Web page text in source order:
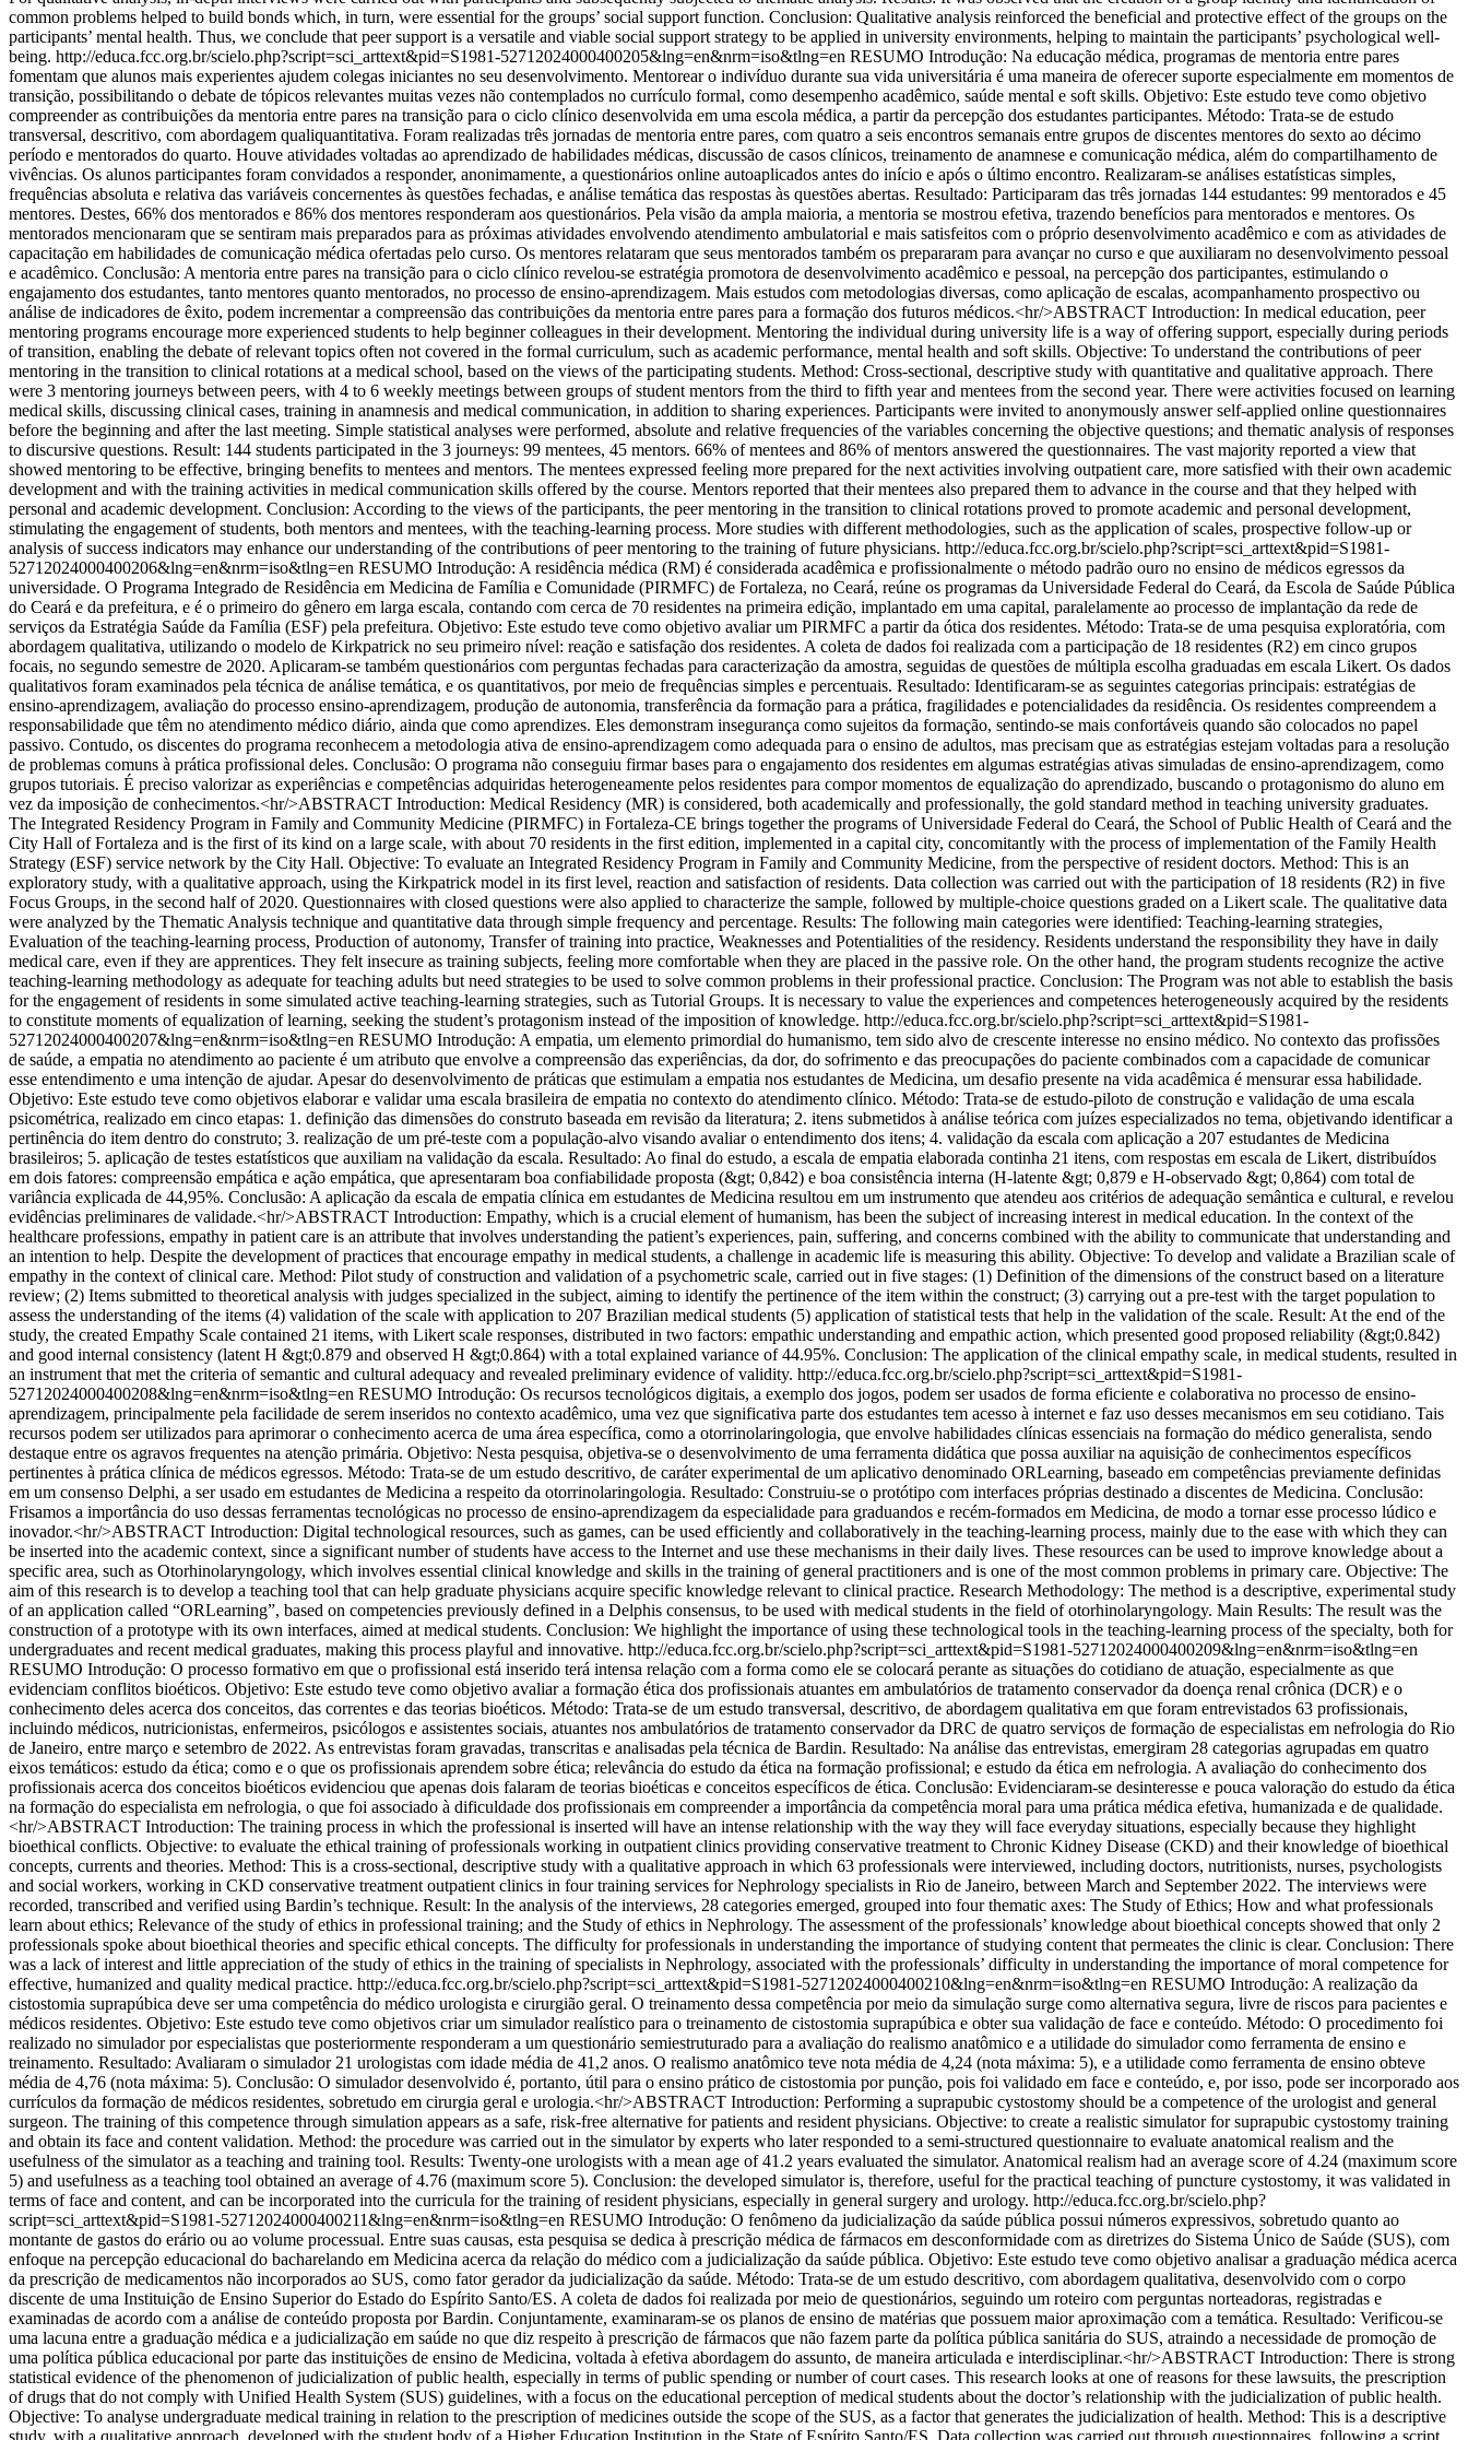
common problems helped to build bonds which, in turn, were essential for the groups’ social support function. Conclusion: Qualitative analysis reinforced the beneficial and protective effect of the groups on the
participants’ mental health. Thus, we conclude that peer support is a versatile and viable social support strategy to be applied in university environments, helping to maintain the participants’ psychological well-
being. http://educa.fcc.org.br/scielo.php?script=sci_arttext&pid=S1981-52712024000400205&lng=en&nrm=iso&tlng=en RESUMO Introdução: Na educação médica, programas de mentoria entre pares
fomentam que alunos mais experientes ajudem colegas iniciantes no seu desenvolvimento. Mentorear o indivíduo durante sua vida universitária é uma maneira de oferecer suporte especialmente em momentos de
transição, possibilitando o debate de tópicos relevantes muitas vezes não contemplados no currículo formal, como desempenho acadêmico, saúde mental e soft skills. Objetivo: Este estudo teve como objetivo
compreender as contribuições da mentoria entre pares na transição para o ciclo clínico desenvolvida em uma escola médica, a partir da percepção dos estudantes participantes. Método: Trata-se de estudo
transversal, descritivo, com abordagem qualiquantitativa. Foram realizadas três jornadas de mentoria entre pares, com quatro a seis encontros semanais entre grupos de discentes mentores do sexto ao décimo
período e mentorados do quarto. Houve atividades voltadas ao aprendizado de habilidades médicas, discussão de casos clínicos, treinamento de anamnese e comunicação médica, além do compartilhamento de
vivências. Os alunos participantes foram convidados a responder, anonimamente, a questionários online autoaplicados antes do início e após o último encontro. Realizaram-se análises estatísticas simples,
frequências absoluta e relativa das variáveis concernentes às questões fechadas, e análise temática das respostas às questões abertas. Resultado: Participaram das três jornadas 144 estudantes: 99 mentorados e 45
mentores. Destes, 66% dos mentorados e 86% dos mentores responderam aos questionários. Pela visão da ampla maioria, a mentoria se mostrou efetiva, trazendo benefícios para mentorados e mentores. Os
mentorados mencionaram que se sentiram mais preparados para as próximas atividades envolvendo atendimento ambulatorial e mais satisfeitos com o próprio desenvolvimento acadêmico e com as atividades de
capacitação em habilidades de comunicação médica ofertadas pelo curso. Os mentores relataram que seus mentorados também os prepararam para avançar no curso e que auxiliaram no desenvolvimento pessoal
e acadêmico. Conclusão: A mentoria entre pares na transição para o ciclo clínico revelou-se estratégia promotora de desenvolvimento acadêmico e pessoal, na percepção dos participantes, estimulando o
engajamento dos estudantes, tanto mentores quanto mentorados, no processo de ensino-aprendizagem. Mais estudos com metodologias diversas, como aplicação de escalas, acompanhamento prospectivo ou
análise de indicadores de êxito, podem incrementar a compreensão das contribuições da mentoria entre pares para a formação dos futuros médicos.<hr/>ABSTRACT Introduction: In medical education, peer
mentoring programs encourage more experienced students to help beginner colleagues in their development. Mentoring the individual during university life is a way of offering support, especially during periods
of transition, enabling the debate of relevant topics often not covered in the formal curriculum, such as academic performance, mental health and soft skills. Objective: To understand the contributions of peer
mentoring in the transition to clinical rotations at a medical school, based on the views of the participating students. Method: Cross-sectional, descriptive study with quantitative and qualitative approach. There
were 3 mentoring journeys between peers, with 4 to 6 weekly meetings between groups of student mentors from the third to fifth year and mentees from the second year. There were activities focused on learning
medical skills, discussing clinical cases, training in anamnesis and medical communication, in addition to sharing experiences. Participants were invited to anonymously answer self-applied online questionnaires
before the beginning and after the last meeting. Simple statistical analyses were performed, absolute and relative frequencies of the variables concerning the objective questions; and thematic analysis of responses
to discursive questions. Result: 144 students participated in the 3 journeys: 99 mentees, 45 mentors. 66% of mentees and 86% of mentors answered the questionnaires. The vast majority reported a view that
showed mentoring to be effective, bringing benefits to mentees and mentors. The mentees expressed feeling more prepared for the next activities involving outpatient care, more satisfied with their own academic
development and with the training activities in medical communication skills offered by the course. Mentors reported that their mentees also prepared them to advance in the course and that they helped with
personal and academic development. Conclusion: According to the views of the participants, the peer mentoring in the transition to clinical rotations proved to promote academic and personal development,
stimulating the engagement of students, both mentors and mentees, with the teaching-learning process. More studies with different methodologies, such as the application of scales, prospective follow-up or
analysis of success indicators may enhance our understanding of the contributions of peer mentoring to the training of future physicians. http://educa.fcc.org.br/scielo.php?script=sci_arttext&pid=S1981-
52712024000400206&lng=en&nrm=iso&tlng=en RESUMO Introdução: A residência médica (RM) é considerada acadêmica e profissionalmente o método padrão ouro no ensino de médicos egressos da
universidade. O Programa Integrado de Residência em Medicina de Família e Comunidade (PIRMFC) de Fortaleza, no Ceará, reúne os programas da Universidade Federal do Ceará, da Escola de Saúde Pública
do Ceará e da prefeitura, e é o primeiro do gênero em larga escala, contando com cerca de 70 residentes na primeira edição, implantado em uma capital, paralelamente ao processo de implantação da rede de
serviços da Estratégia Saúde da Família (ESF) pela prefeitura. Objetivo: Este estudo teve como objetivo avaliar um PIRMFC a partir da ótica dos residentes. Método: Trata-se de uma pesquisa exploratória, com
abordagem qualitativa, utilizando o modelo de Kirkpatrick no seu primeiro nível: reação e satisfação dos residentes. A coleta de dados foi realizada com a participação de 18 residentes (R2) em cinco grupos
focais, no segundo semestre de 2020. Aplicaram-se também questionários com perguntas fechadas para caracterização da amostra, seguidas de questões de múltipla escolha graduadas em escala Likert. Os dados
qualitativos foram examinados pela técnica de análise temática, e os quantitativos, por meio de frequências simples e percentuais. Resultado: Identificaram-se as seguintes categorias principais: estratégias de
ensino-aprendizagem, avaliação do processo ensino-aprendizagem, produção de autonomia, transferência da formação para a prática, fragilidades e potencialidades da residência. Os residentes compreendem a
responsabilidade que têm no atendimento médico diário, ainda que como aprendizes. Eles demonstram insegurança como sujeitos da formação, sentindo-se mais confortáveis quando são colocados no papel
passivo. Contudo, os discentes do programa reconhecem a metodologia ativa de ensino-aprendizagem como adequada para o ensino de adultos, mas precisam que as estratégias estejam voltadas para a resolução
de problemas comuns à prática profissional deles. Conclusão: O programa não conseguiu firmar bases para o engajamento dos residentes em algumas estratégias ativas simuladas de ensino-aprendizagem, como
grupos tutoriais. É preciso valorizar as experiências e competências adquiridas heterogeneamente pelos residentes para compor momentos de equalização do aprendizado, buscando o protagonismo do aluno em
vez da imposição de conhecimentos.<hr/>ABSTRACT Introduction: Medical Residency (MR) is considered, both academically and professionally, the gold standard method in teaching university graduates.
The Integrated Residency Program in Family and Community Medicine (PIRMFC) in Fortaleza-CE brings together the programs of Universidade Federal do Ceará, the School of Public Health of Ceará and the
City Hall of Fortaleza and is the first of its kind on a large scale, with about 70 residents in the first edition, implemented in a capital city, concomitantly with the process of implementation of the Family Health
Strategy (ESF) service network by the City Hall. Objective: To evaluate an Integrated Residency Program in Family and Community Medicine, from the perspective of resident doctors. Method: This is an
exploratory study, with a qualitative approach, using the Kirkpatrick model in its first level, reaction and satisfaction of residents. Data collection was carried out with the participation of 18 residents (R2) in five
Focus Groups, in the second half of 2020. Questionnaires with closed questions were also applied to characterize the sample, followed by multiple-choice questions graded on a Likert scale. The qualitative data
were analyzed by the Thematic Analysis technique and quantitative data through simple frequency and percentage. Results: The following main categories were identified: Teaching-learning strategies,
Evaluation of the teaching-learning process, Production of autonomy, Transfer of training into practice, Weaknesses and Potentialities of the residency. Residents understand the responsibility they have in daily
medical care, even if they are apprentices. They felt insecure as training subjects, feeling more comfortable when they are placed in the passive role. On the other hand, the program students recognize the active
teaching-learning methodology as adequate for teaching adults but need strategies to be used to solve common problems in their professional practice. Conclusion: The Program was not able to establish the basis
for the engagement of residents in some simulated active teaching-learning strategies, such as Tutorial Groups. It is necessary to value the experiences and competences heterogeneously acquired by the residents
to constitute moments of equalization of learning, seeking the student’s protagonism instead of the imposition of knowledge. http://educa.fcc.org.br/scielo.php?script=sci_arttext&pid=S1981-
52712024000400207&lng=en&nrm=iso&tlng=en RESUMO Introdução: A empatia, um elemento primordial do humanismo, tem sido alvo de crescente interesse no ensino médico. No contexto das profissões
de saúde, a empatia no atendimento ao paciente é um atributo que envolve a compreensão das experiências, da dor, do sofrimento e das preocupações do paciente combinados com a capacidade de comunicar
esse entendimento e uma intenção de ajudar. Apesar do desenvolvimento de práticas que estimulam a empatia nos estudantes de Medicina, um desafio presente na vida acadêmica é mensurar essa habilidade.
Objetivo: Este estudo teve como objetivos elaborar e validar uma escala brasileira de empatia no contexto do atendimento clínico. Método: Trata-se de estudo-piloto de construção e validação de uma escala
psicométrica, realizado em cinco etapas: 1. definição das dimensões do construto baseada em revisão da literatura; 2. itens submetidos à análise teórica com juízes especializados no tema, objetivando identificar a
pertinência do item dentro do construto; 3. realização de um pré-teste com a população-alvo visando avaliar o entendimento dos itens; 4. validação da escala com aplicação a 207 estudantes de Medicina
brasileiros; 5. aplicação de testes estatísticos que auxiliam na validação da escala. Resultado: Ao final do estudo, a escala de empatia elaborada continha 21 itens, com respostas em escala de Likert, distribuídos
em dois fatores: compreensão empática e ação empática, que apresentaram boa confiabilidade proposta (&gt; 0,842) e boa consistência interna (H-latente &gt; 0,879 e H-observado &gt; 0,864) com total de
variância explicada de 44,95%. Conclusão: A aplicação da escala de empatia clínica em estudantes de Medicina resultou em um instrumento que atendeu aos critérios de adequação semântica e cultural, e revelou
evidências preliminares de validade.<hr/>ABSTRACT Introduction: Empathy, which is a crucial element of humanism, has been the subject of increasing interest in medical education. In the context of the
healthcare professions, empathy in patient care is an attribute that involves understanding the patient’s experiences, pain, suffering, and concerns combined with the ability to communicate that understanding and
an intention to help. Despite the development of practices that encourage empathy in medical students, a challenge in academic life is measuring this ability. Objective: To develop and validate a Brazilian scale of
empathy in the context of clinical care. Method: Pilot study of construction and validation of a psychometric scale, carried out in five stages: (1) Definition of the dimensions of the construct based on a literature
review; (2) Items submitted to theoretical analysis with judges specialized in the subject, aiming to identify the pertinence of the item within the construct; (3) carrying out a pre-test with the target population to
assess the understanding of the items (4) validation of the scale with application to 207 Brazilian medical students (5) application of statistical tests that help in the validation of the scale. Result: At the end of the
study, the created Empathy Scale contained 21 items, with Likert scale responses, distributed in two factors: empathic understanding and empathic action, which presented good proposed reliability (&gt;0.842)
and good internal consistency (latent H &gt;0.879 and observed H &gt;0.864) with a total explained variance of 44.95%. Conclusion: The application of the clinical empathy scale, in medical students, resulted in
an instrument that met the criteria of semantic and cultural adequacy and revealed preliminary evidence of validity. http://educa.fcc.org.br/scielo.php?script=sci_arttext&pid=S1981-
52712024000400208&lng=en&nrm=iso&tlng=en RESUMO Introdução: Os recursos tecnológicos digitais, a exemplo dos jogos, podem ser usados de forma eficiente e colaborativa no processo de ensino-
aprendizagem, principalmente pela facilidade de serem inseridos no contexto acadêmico, uma vez que significativa parte dos estudantes tem acesso à internet e faz uso desses mecanismos em seu cotidiano. Tais
recursos podem ser utilizados para aprimorar o conhecimento acerca de uma área específica, como a otorrinolaringologia, que envolve habilidades clínicas essenciais na formação do médico generalista, sendo
destaque entre os agravos frequentes na atenção primária. Objetivo: Nesta pesquisa, objetiva-se o desenvolvimento de uma ferramenta didática que possa auxiliar na aquisição de conhecimentos específicos
pertinentes à prática clínica de médicos egressos. Método: Trata-se de um estudo descritivo, de caráter experimental de um aplicativo denominado ORLearning, baseado em competências previamente definidas
em um consenso Delphi, a ser usado em estudantes de Medicina a respeito da otorrinolaringologia. Resultado: Construiu-se o protótipo com interfaces próprias destinado a discentes de Medicina. Conclusão:
Frisamos a importância do uso dessas ferramentas tecnológicas no processo de ensino-aprendizagem da especialidade para graduandos e recém-formados em Medicina, de modo a tornar esse processo lúdico e
inovador.<hr/>ABSTRACT Introduction: Digital technological resources, such as games, can be used efficiently and collaboratively in the teaching-learning process, mainly due to the ease with which they can
be inserted into the academic context, since a significant number of students have access to the Internet and use these mechanisms in their daily lives. These resources can be used to improve knowledge about a
specific area, such as Otorhinolaryngology, which involves essential clinical knowledge and skills in the training of general practitioners and is one of the most common problems in primary care. Objective: The
aim of this research is to develop a teaching tool that can help graduate physicians acquire specific knowledge relevant to clinical practice. Research Methodology: The method is a descriptive, experimental study
of an application called “ORLearning”, based on competencies previously defined in a Delphis consensus, to be used with medical students in the field of otorhinolaryngology. Main Results: The result was the
construction of a prototype with its own interfaces, aimed at medical students. Conclusion: We highlight the importance of using these technological tools in the teaching-learning process of the specialty, both for
undergraduates and recent medical graduates, making this process playful and innovative. http://educa.fcc.org.br/scielo.php?script=sci_arttext&pid=S1981-52712024000400209&lng=en&nrm=iso&tlng=en
RESUMO Introdução: O processo formativo em que o profissional está inserido terá intensa relação com a forma como ele se colocará perante as situações do cotidiano de atuação, especialmente as que
evidenciam conflitos bioéticos. Objetivo: Este estudo teve como objetivo avaliar a formação ética dos profissionais atuantes em ambulatórios de tratamento conservador da doença renal crônica (DCR) e o
conhecimento deles acerca dos conceitos, das correntes e das teorias bioéticos. Método: Trata-se de um estudo transversal, descritivo, de abordagem qualitativa em que foram entrevistados 63 profissionais,
incluindo médicos, nutricionistas, enfermeiros, psicólogos e assistentes sociais, atuantes nos ambulatórios de tratamento conservador da DRC de quatro serviços de formação de especialistas em nefrologia do Rio
de Janeiro, entre março e setembro de 2022. As entrevistas foram gravadas, transcritas e analisadas pela técnica de Bardin. Resultado: Na análise das entrevistas, emergiram 28 categorias agrupadas em quatro
eixos temáticos: estudo da ética; como e o que os profissionais aprendem sobre ética; relevância do estudo da ética na formação profissional; e estudo da ética em nefrologia. A avaliação do conhecimento dos
profissionais acerca dos conceitos bioéticos evidenciou que apenas dois falaram de teorias bioéticas e conceitos específicos de ética. Conclusão: Evidenciaram-se desinteresse e pouca valoração do estudo da ética
na formação do especialista em nefrologia, o que foi associado à dificuldade dos profissionais em compreender a importância da competência moral para uma prática médica efetiva, humanizada e de qualidade.
<hr/>ABSTRACT Introduction: The training process in which the professional is inserted will have an intense relationship with the way they will face everyday situations, especially because they highlight
bioethical conflicts. Objective: to evaluate the ethical training of professionals working in outpatient clinics providing conservative treatment to Chronic Kidney Disease (CKD) and their knowledge of bioethical
concepts, currents and theories. Method: This is a cross-sectional, descriptive study with a qualitative approach in which 63 professionals were interviewed, including doctors, nutritionists, nurses, psychologists
and social workers, working in CKD conservative treatment outpatient clinics in four training services for Nephrology specialists in Rio de Janeiro, between March and September 2022. The interviews were
recorded, transcribed and verified using Bardin’s technique. Result: In the analysis of the interviews, 28 categories emerged, grouped into four thematic axes: The Study of Ethics; How and what professionals
learn about ethics; Relevance of the study of ethics in professional training; and the Study of ethics in Nephrology. The assessment of the professionals’ knowledge about bioethical concepts showed that only 2
professionals spoke about bioethical theories and specific ethical concepts. The difficulty for professionals in understanding the importance of studying content that permeates the clinic is clear. Conclusion: There
was a lack of interest and little appreciation of the study of ethics in the training of specialists in Nephrology, associated with the professionals’ difficulty in understanding the importance of moral competence for
effective, humanized and quality medical practice. http://educa.fcc.org.br/scielo.php?script=sci_arttext&pid=S1981-52712024000400210&lng=en&nrm=iso&tlng=en RESUMO Introdução: A realização da
cistostomia suprapúbica deve ser uma competência do médico urologista e cirurgião geral. O treinamento dessa competência por meio da simulação surge como alternativa segura, livre de riscos para pacientes e
médicos residentes. Objetivo: Este estudo teve como objetivos criar um simulador realístico para o treinamento de cistostomia suprapúbica e obter sua validação de face e conteúdo. Método: O procedimento foi
realizado no simulador por especialistas que posteriormente responderam a um questionário semiestruturado para a avaliação do realismo anatômico e a utilidade do simulador como ferramenta de ensino e
treinamento. Resultado: Avaliaram o simulador 21 urologistas com idade média de 41,2 anos. O realismo anatômico teve nota média de 4,24 (nota máxima: 5), e a utilidade como ferramenta de ensino obteve
média de 4,76 (nota máxima: 5). Conclusão: O simulador desenvolvido é, portanto, útil para o ensino prático de cistostomia por punção, pois foi validado em face e conteúdo, e, por isso, pode ser incorporado aos
currículos da formação de médicos residentes, sobretudo em cirurgia geral e urologia.<hr/>ABSTRACT Introduction: Performing a suprapubic cystostomy should be a competence of the urologist and general
surgeon. The training of this competence through simulation appears as a safe, risk-free alternative for patients and resident physicians. Objective: to create a realistic simulator for suprapubic cystostomy training
and obtain its face and content validation. Method: the procedure was carried out in the simulator by experts who later responded to a semi-structured questionnaire to evaluate anatomical realism and the
usefulness of the simulator as a teaching and training tool. Results: Twenty-one urologists with a mean age of 41.2 years evaluated the simulator. Anatomical realism had an average score of 4.24 (maximum score
5) and usefulness as a teaching tool obtained an average of 4.76 (maximum score 5). Conclusion: the developed simulator is, therefore, useful for the practical teaching of puncture cystostomy, it was validated in
terms of face and content, and can be incorporated into the curricula for the training of resident physicians, especially in general surgery and urology. http://educa.fcc.org.br/scielo.php?
script=sci_arttext&pid=S1981-52712024000400211&lng=en&nrm=iso&tlng=en RESUMO Introdução: O fenômeno da judicialização da saúde pública possui números expressivos, sobretudo quanto ao
montante de gastos do erário ou ao volume processual. Entre suas causas, esta pesquisa se dedica à prescrição médica de fármacos em desconformidade com as diretrizes do Sistema Único de Saúde (SUS), com
enfoque na percepção educacional do bacharelando em Medicina acerca da relação do médico com a judicialização da saúde pública. Objetivo: Este estudo teve como objetivo analisar a graduação médica acerca
da prescrição de medicamentos não incorporados ao SUS, como fator gerador da judicialização da saúde. Método: Trata-se de um estudo descritivo, com abordagem qualitativa, desenvolvido com o corpo
discente de uma Instituição de Ensino Superior do Estado do Espírito Santo/ES. A coleta de dados foi realizada por meio de questionários, seguindo um roteiro com perguntas norteadoras, registradas e
examinadas de acordo com a análise de conteúdo proposta por Bardin. Conjuntamente, examinaram-se os planos de ensino de matérias que possuem maior aproximação com a temática. Resultado: Verificou-se
uma lacuna entre a graduação médica e a judicialização em saúde no que diz respeito à prescrição de fármacos que não fazem parte da política pública sanitária do SUS, atraindo a necessidade de promoção de
uma política pública educacional por parte das instituições de ensino de Medicina, voltada à efetiva abordagem do assunto, de maneira articulada e interdisciplinar.<hr/>ABSTRACT Introduction: There is strong
statistical evidence of the phenomenon of judicialization of public health, especially in terms of public spending or number of court cases. This research looks at one of reasons for these lawsuits, the prescription
of drugs that do not comply with Unified Health System (SUS) guidelines, with a focus on the educational perception of medical students about the doctor’s relationship with the judicialization of public health.
Objective: To analyse undergraduate medical training in relation to the prescription of medicines outside the scope of the SUS, as a factor that generates the judicialization of health. Method: This is a descriptive
study, with a qualitative approach, developed with the student body of a Higher Education Institution in the State of Espírito Santo/ES. Data collection was carried out through questionnaires, following a script